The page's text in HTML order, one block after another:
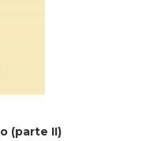
(parte II)